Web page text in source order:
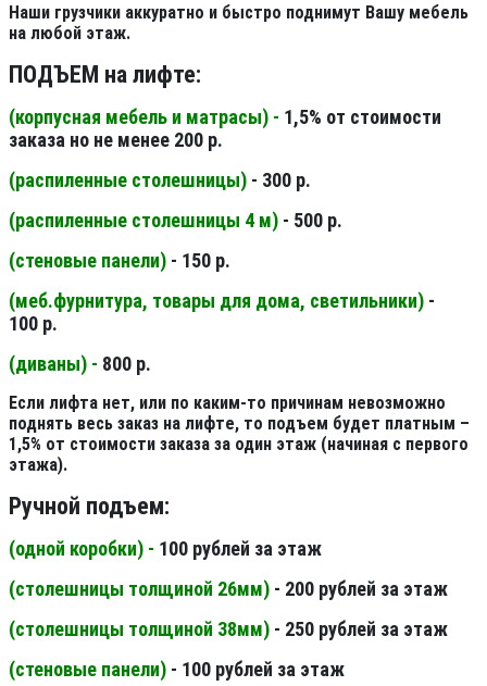
Наши грузчики аккуратно и быстро поднимут Вашу мебель
на любой этаж.
ПОДЪЕМ на лифте:
(корпусная мебель и матрасы) - 1,5% от стоимости
заказа но не менее 200 р.
(распиленные столешницы) - 300 р.
(распиленные столешницы 4 м) - 500 р.
(стеновые панели) - 150 р.
(меб.фурнитура, товары для дома, светильники) -
100 р.
(диваны) - 800 р.
Если лифта нет, или по каким-то причинам невозможно
поднять весь заказ на лифте, то подъем будет платным –
1,5% от стоимости заказа за один этаж (начиная с первого
этажа).
Ручной подъем:
(одной коробки) - 100 рублей за этаж
(столешницы толщиной 26мм) - 200 рублей за этаж
(столешницы толщиной 38мм) - 250 рублей за этаж
(стеновые панели) - 100 рублей за этаж